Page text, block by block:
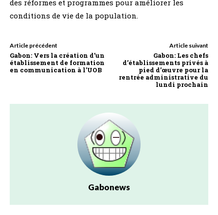
des réformes et programmes pour améliorer les
conditions de vie de la population.
Article précédent
Gabon: Vers la création d’un
établissement de formation
en communication à l’UOB
Article suivant
Gabon: Les chefs
d’établissements privés à
pied d’œuvre pour la
rentrée administrative du
lundi prochain
Gabonews